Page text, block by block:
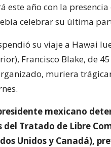
este año con la
celebrar su última
su viaje a Hawai
Francisco Blake, de
muriera
mexicano
del Tratado de Libre
Unidos y Canadá),